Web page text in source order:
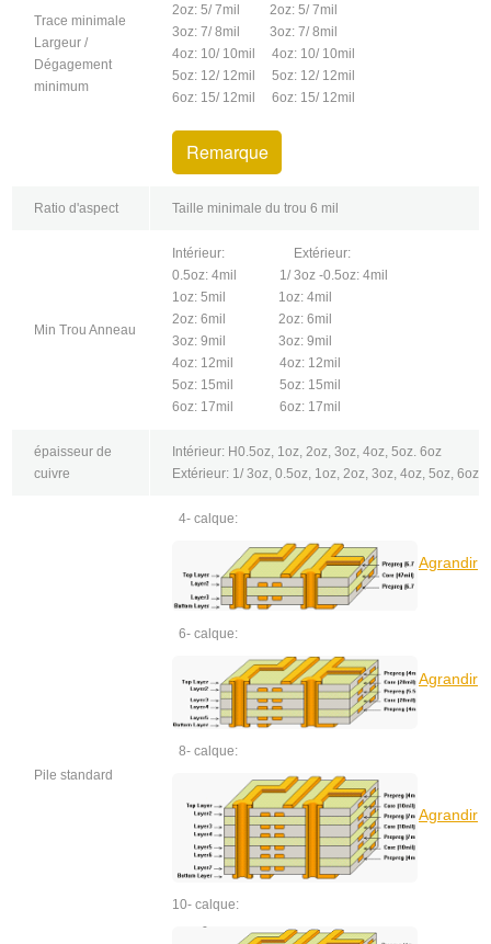
Trace minimale
Largeur /
Dégagement
minimum
2oz: 5/ 7mil 2oz: 5/ 7mil
3oz: 7/ 8mil 3oz: 7/ 8mil
4oz: 10/ 10mil 4oz: 10/ 10mil
5oz: 12/ 12mil 5oz: 12/ 12mil
6oz: 15/ 12mil 6oz: 15/ 12mil
Remarque
Ratio d'aspect Taille minimale du trou 6 mil
Min Trou Anneau
Intérieur: Extérieur:
0.5oz: 4mil 1/ 3oz -0.5oz: 4mil
1oz: 5mil 1oz: 4mil
2oz: 6mil 2oz: 6mil
3oz: 9mil 3oz: 9mil
4oz: 12mil 4oz: 12mil
5oz: 15mil 5oz: 15mil
6oz: 17mil 6oz: 17mil
épaisseur de
cuivre
Intérieur: H0.5oz, 1oz, 2oz, 3oz, 4oz, 5oz. 6oz
Extérieur: 1/ 3oz, 0.5oz, 1oz, 2oz, 3oz, 4oz, 5oz, 6oz
Pile standard
4- calque:
Agrandir
6- calque:
Agrandir
8- calque:
Agrandir
10- calque: